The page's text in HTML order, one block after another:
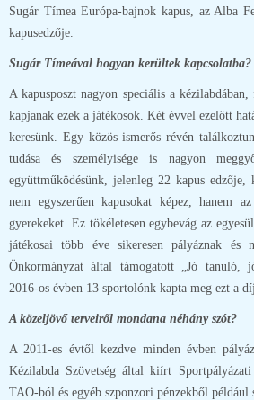
Sugár Tímea Európa-bajnok kapus, az Alba
kapusedzője.
Sugár Tímeával hogyan kerültek kapcsolatba?
A kapusposzt nagyon speciális a
kapjanak ezek a játékosok. Két évvel ezelőtt
keresünk. Egy közös ismerős révén
tudása és személyisége is nagyon
együttműködésünk, jelenleg 22 kapus
nem egyszerűen kapusokat képez, hanem
gyerekeket. Ez tökéletesen egybevág az
játékosai több éve sikeresen pályáznak
Önkormányzat által támogatott „Jó tanuló,
2016-os évben 13 sportolónk kapta meg ezt a
A közeljövő terveiről mondana néhány szót?
A 2011-es évtől kezdve minden évben
Kézilabda Szövetség által kiírt
TAO-ból és egyéb szponzori pénzekből például